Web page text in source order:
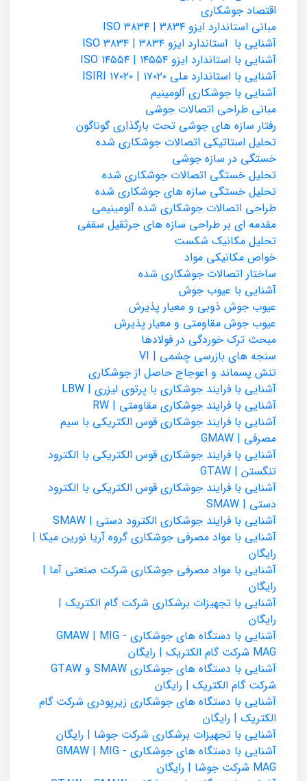
اقتصاد جوشکاری
مبانی استاندارد ایزو ۳۸۳۴ | ISO ۳۸۳۴
آشنایی با استاندارد ایزو ۳۸۳۴ | ISO ۳۸۳۴
آشنایی با استاندارد ایزو ۱۴۵۵۴ | ISO ۱۴۵۵۴
آشنایی با استاندارد ملی ۱۷۰۲۰ | ISIRI ۱۷۰۲۰
آشنایی با جوشکاری آلومینیم
مبانی طراحی اتصالات جوشی
رفتار سازه های جوشی تحت بارگذاری گوناگون
تحلیل استاتیکی اتصالات جوشکاری شده
خستگی در سازه جوشی
تحلیل خستگی اتصالات جوشکاری شده
تحلیل خستگی سازه های جوشکاری شده
طراحی اتصالات جوشکاری شده آلومینیمی
مقدمه ای بر طراحی سازه های جرثقیل سقفی
تحلیل مکانیک شکست
خواص مکانیکی مواد
ساختار اتصالات جوشکاری شده
آشنایی با عیوب جوش
عیوب جوش ذوبی و معیار پذیرش
عیوب جوش مقاومتی و معیار پذیرش
مبحث ترک خوردگی در فولادها
سنجه های بازرسی چشمی | VI
تنش پسماند و اعوجاج حاصل از جوشکاری
آشنایی با فرایند جوشکاری با پرتوی لیزری | LBW
آشنایی با فرایند جوشکاری مقاومتی | RW
آشنایی با فرایند جوشکاری قوس الکتریکی با سیم
مصرفی | GMAW
آشنایی با فرایند جوشکاری قوس الکتریکی با الکترود
تنگستن | GTAW
آشنایی با فرایند جوشکاری قوس الکتریکی با الکترود
دستی | SMAW
آشنایی با فرایند جوشکاری الکترود دستی | SMAW
آشنایی با مواد مصرفی جوشکاری گروه آریا نورین میکا |
رایگان
آشنایی با مواد مصرفی جوشکاری شرکت صنعتی آما |
رایگان
آشنایی با تجهیزات برشکاری شرکت گام الکتریک |
رایگان
آشنایی با دستگاه های جوشکاری GMAW | MIG -
MAG شرکت گام الکتریک | رایگان
آشنایی با دستگاه های جوشکاری SMAW و GTAW
شرکت گام الکتریک | رایگان
آشنایی با دستگاه های جوشکاری زیرپودری شرکت گام
الکتریک | رایگان
آشنایی با تجهیزات برشکاری شرکت جوشا | رایگان
آشنایی با دستگاه های جوشکاری GMAW | MIG -
MAG شرکت جوشا | رایگان